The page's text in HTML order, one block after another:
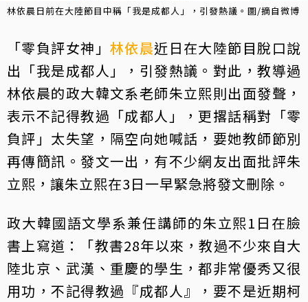
林依晨日前在大陸節目中稱「我是成都人」，引發熱議。圖/摘自微博
「零負評女神」 林依晨近日在大陸節目脫口說
出「我是成都人」，引發熱議。對此，教導過
林依晨的政大韓文系老師朱立熙則出面發聲，
表示不記得教過「成都人」，更撂話稱對「零
負評」太失望，隔空向她喊話，要她教師節別
再傳簡訊。發文一出，有不少網友出面批評朱
立熙，讓朱立熙在3日一早緊急將發文刪除。
政大韓國語文學系兼任講師的朱立熙1日在臉
書上寫道：「教書28年以來，教過不少來自大
陸北京、武漢、重慶的學生，都非常優秀又很
用功，不記得教過『成都人』，要不是近期柯